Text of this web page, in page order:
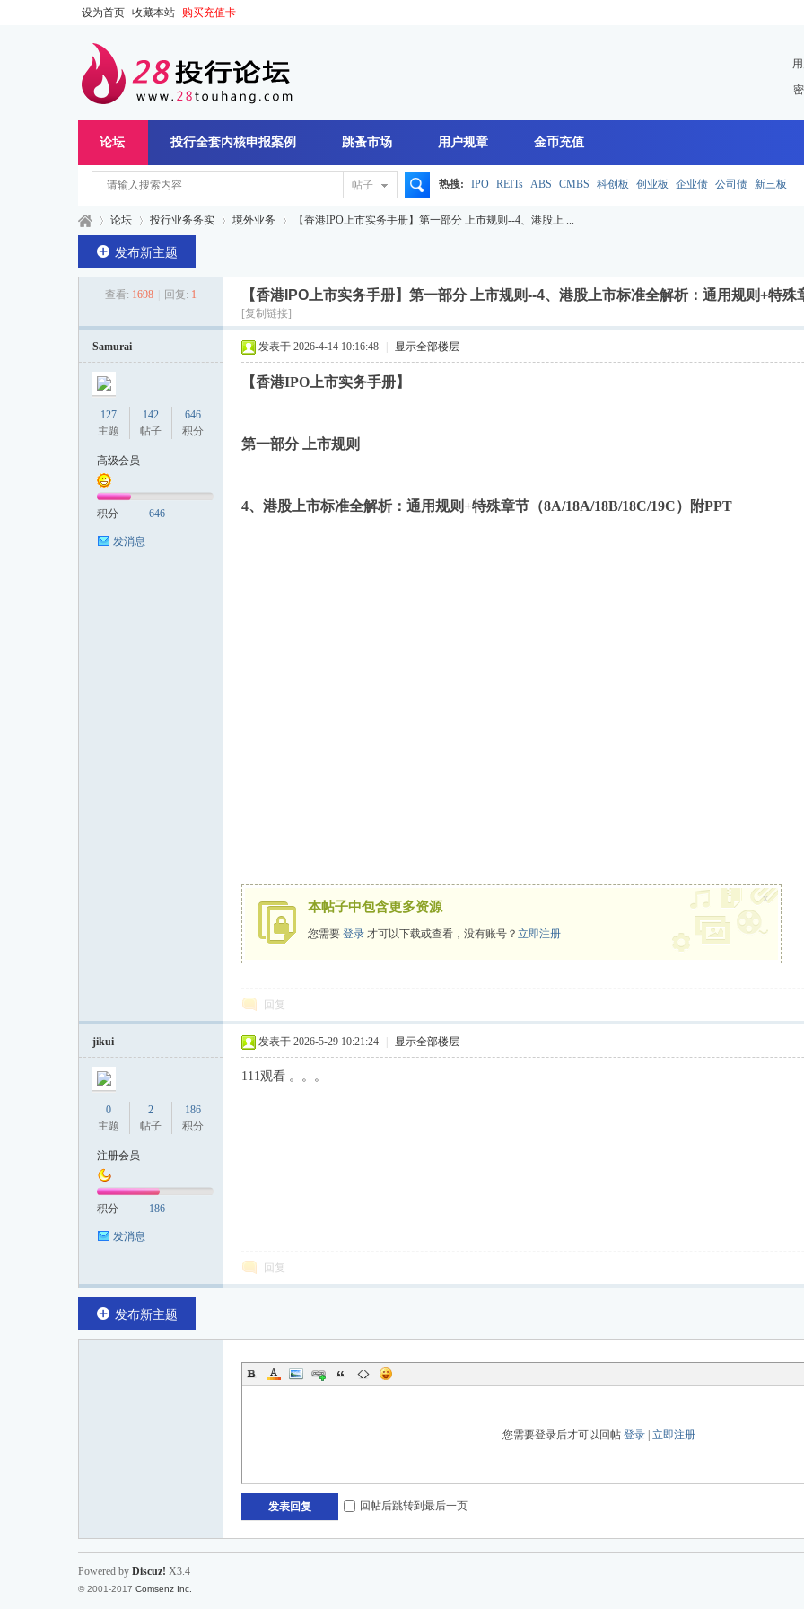
设为首页 收藏本站 购买充值卡
论坛 投行全套内核申报案例 跳蚤市场 用户规章 金币充值
帖子
索
热搜: IPO REITs ABS CMBS 科创板 创业板 企业债 公司债 新三板
论坛
›
投行业务务实 境外业务
›
【香港IPO上市实务手册】第一部分 上市规则--4、港股上 ...
发布新主题
查看: 1698 回复: 1 【香港IPO上市实务手册】第一部分 上市规则--4、港股上市标准全解析：通用规则+特
[复制链接]
Samurai
127
主题
142
帖子
646
积分
高级会员
积分 646
发消息
发表于 2026-4-14 10:16:48 显示全部楼层
【香港IPO上市实务手册】
第一部分 上市规则
4、港股上市标准全解析：通用规则+特殊章节（8A/18A/18B/18C/19C）附PPT
本帖子中包含更多资源
您需要 登录 才可以下载或查看，没有账号？ 立即注册
x
回复
jikui
0
主题
2
帖子
186
积分
注册会员
积分 186
发消息
发表于 2026-5-29 10:21:24 显示全部楼层
111观看 。。。
回复
发布新主题
您需要登录后才可以回帖 登录 立即注册
发表回复 回帖后跳转到最后一页
Powered by Discuz! X3.4
© 2001-2017 Comsenz Inc.